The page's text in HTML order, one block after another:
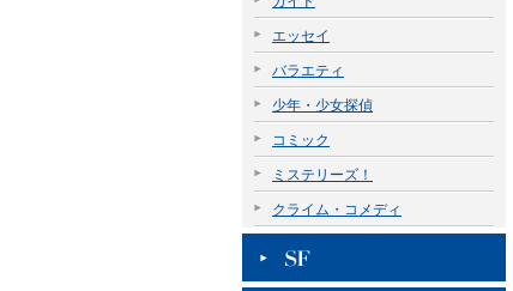
エッセイ
バラエティ
少年・少女探偵
コミック
ミステリーズ！
クライム・コメディ